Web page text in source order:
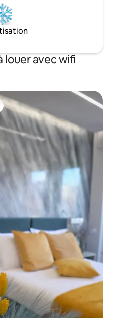
louer avec wifi
les plus aimés